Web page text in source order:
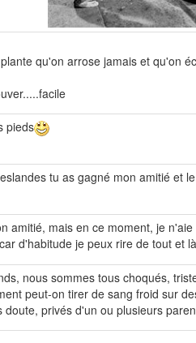
qu'on arrose jamais et qu'on
pieds
tu as gagné mon amitié et
amitié, mais en ce moment, je
d'habitude je peux rire de tout et
nous sommes tous choqués,
peut-on tirer de sang froid sur
doute, privés d'un ou plusieurs